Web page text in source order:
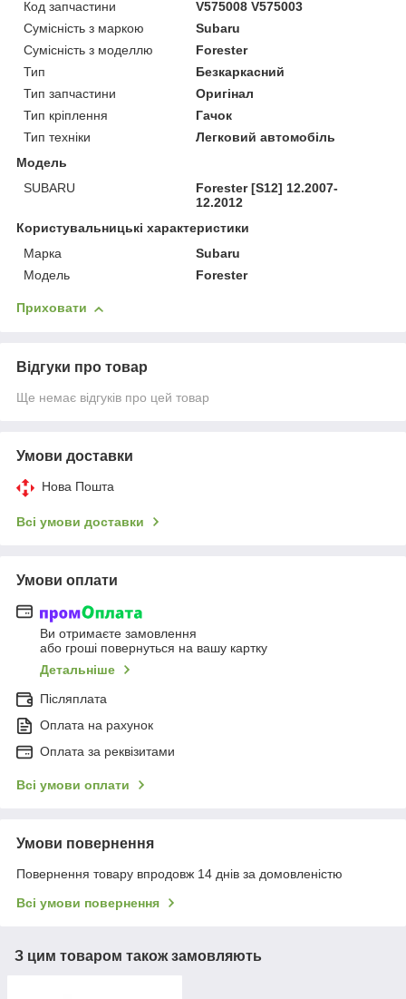
Код запчастини
V575008 V575003
Сумісність з маркою
Subaru
Сумісність з моделлю
Forester
Тип
Безкаркасний
Тип запчастини
Оригінал
Тип кріплення
Гачок
Тип техніки
Легковий автомобіль
Модель
SUBARU
Forester [S12] 12.2007-
12.2012
Користувальницькі характеристики
Марка
Subaru
Модель
Forester
Приховати
Відгуки про товар
Ще немає відгуків про цей товар
Умови доставки
Нова Пошта
Всі умови доставки
Умови оплати
Ви отримаєте замовлення
або гроші повернуться на вашу картку
Детальніше
Післяплата
Оплата на рахунок
Оплата за реквізитами
Всі умови оплати
Умови повернення
Повернення товару впродовж 14 днів за домовленістю
Всі умови повернення
З цим товаром також замовляють